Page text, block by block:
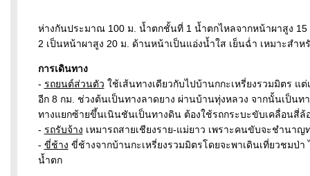
ห่างกันประมาณ 100 ม. น้ำตกชั้นที่ 1 น้ำตกไหลจากหน้าผาสูง
2 เป็นหน้าผาสูง 20 ม. ด้านหน้าเป็นแอ่งน้ำใส เย็นฉ่ำ เหมาะสำ
การเดินทาง
- รถยนต์ส่วนตัว ใช้เส้นทางเดียวกับไปบ้านกกะเหรี่ยงรวมมิตร แ
อีก 8 กม. ช่วงต้นเป็นทางลาดยาง ผ่านบ้านทุ่งหลวง จากนั้นเป็น
ทางแยกซ้ายขึ้นเนินชันเป็นทางดิน ต้องใช้รถกระบะขับเคลื่อนสี่ล้
- รถรับจ้าง เหมารถสายเชียงราย-แม่ยาว เพราะคนขับจะชำนาญ
- ขี่ช้าง ขี่ช้างจากบ้านกะเหรี่ยงรวมมิตรโดยจะพาเดินเที่ยวชมป่
น้ำตก